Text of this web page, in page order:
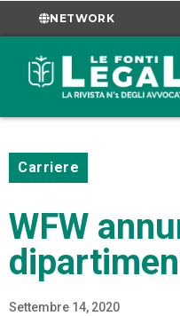
NETWORK
Carriere
WFW
Settembre 14, 2020